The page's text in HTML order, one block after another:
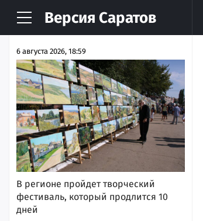
Версия Саратов
НОВОСТИ АРХИВ
6 августа 2026, 18:59
В регионе пройдет творческий
фестиваль, который продлится 10
дней